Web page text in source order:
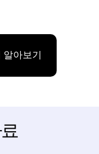
아보기